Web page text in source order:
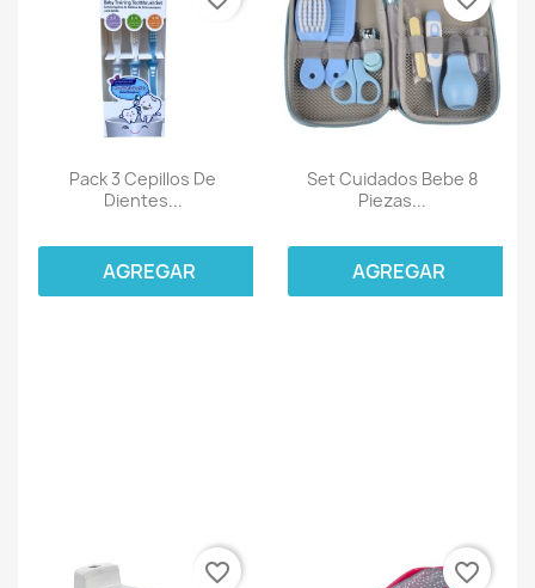
Pack 3 Cepillos De
Dientes...
AGREGAR
Set Cuidados Bebe 8
Piezas...
AGREGAR
favorite_border favorite_border